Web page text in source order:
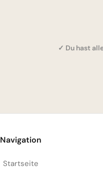
✓ Du hast
Navigation
Startseite